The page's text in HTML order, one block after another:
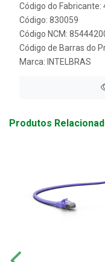
Código do Fabricante:
Código: 830059
Código NCM:
Código de Barras do
Marca: INTELBRAS
Produtos